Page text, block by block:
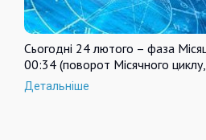
Сьогодні 24 лютого – фаза
00:34 (поворот Місячного
Детальніше